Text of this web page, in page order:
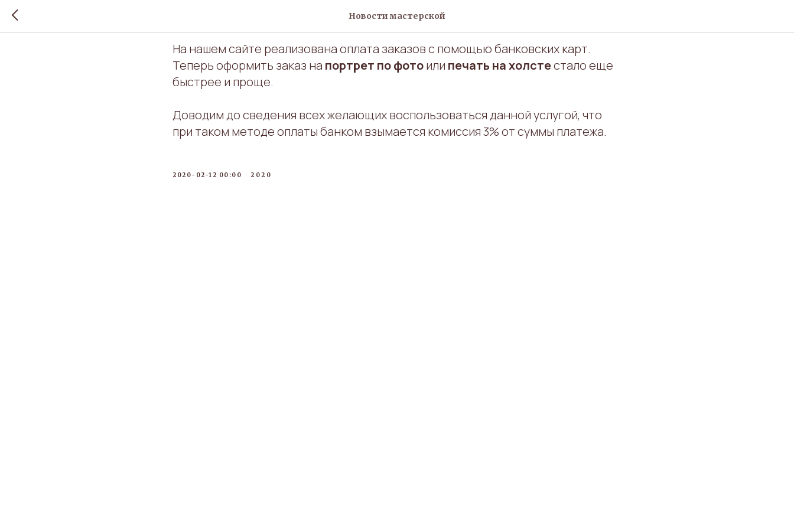
Новости мастерской
Новые способы оплаты заказов
На нашем сайте реализована оплата заказов с помощью банковских карт.
Теперь оформить заказ на портрет по фотоили печать на холстестало еще
быстрее и проще.
Доводим до сведения всех желающих воспользоваться данной услугой, что
при таком методе оплаты банком взымается комиссия 3% от суммы платежа.
2020-02-12 00:00 2020